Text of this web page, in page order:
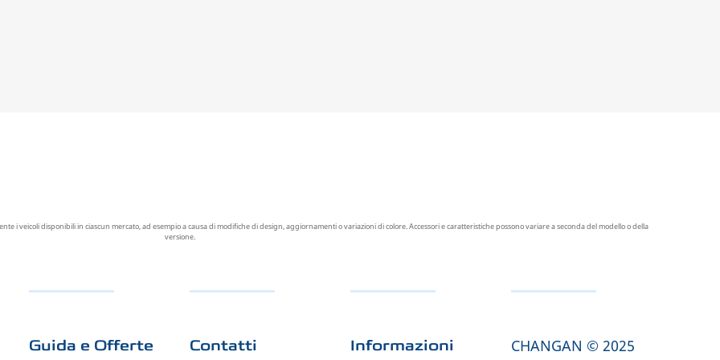
i veicoli disponibili in ciascun mercato, ad esempio a causa di modifiche di design, aggiornamenti o variazioni di colore. Accessori e caratteristiche possono variare a seconda del modello o della
versione.
Guida e Offerte Contatti Informazioni
CHANGAN © 2025